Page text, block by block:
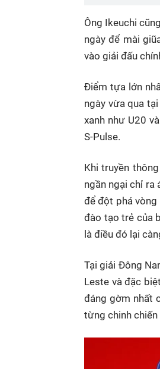
Ông Ikeuchi
ngày để mài
vào giải đấu
Điểm tựa lớn
ngày vừa qua
xanh như U20
S-Pulse.
Khi truyền
ngần ngại chỉ ra
để đột phá vòng
đào tạo trẻ của
là điều đó lại
Tại giải Đông
Leste và đặc
đáng gờm nhất
từng chinh